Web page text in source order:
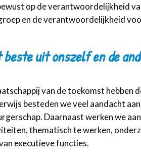
op de verantwoordelijkheid
en de verantwoordelijkheid
uit onszelf en de
van de toekomst hebben
besteden we veel aandacht
Daarnaast werken we
thematisch te werken,
executieve functies.